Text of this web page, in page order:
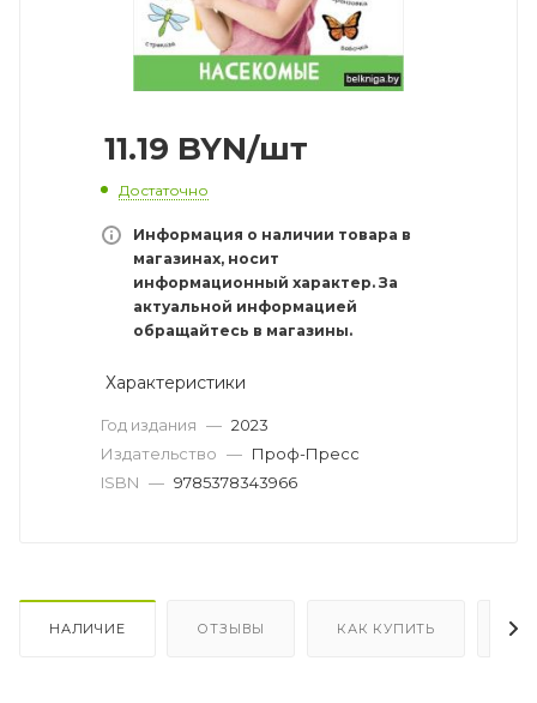
11.19 BYN/шт
Достаточно
Информация о наличии товара в
магазинах, носит
информационный характер. За
актуальной информацией
обращайтесь в магазины.
Характеристики
Год издания — 2023
Издательство — Проф-Пресс
ISBN — 9785378343966
НАЛИЧИЕ ОТЗЫВЫ КАК КУПИТЬ